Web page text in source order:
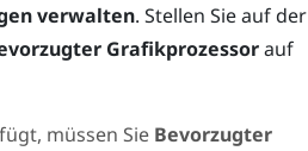
verwalten. Stellen Sie auf der
Grafikprozessorauf
müssen Sie Bevorzugter